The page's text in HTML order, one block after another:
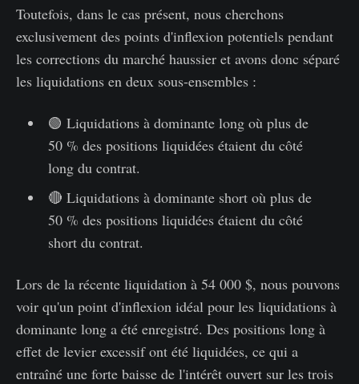
Toutefois, dans le cas présent, nous cherchons
exclusivement des points d'inflexion potentiels pendant
les corrections du marché haussier et avons donc séparé
les liquidations en deux sous-ensembles :
🟢 Liquidations à dominante long où plus de
50 % des positions liquidées étaient du côté
long du contrat.
🔴 Liquidations à dominante short où plus de
50 % des positions liquidées étaient du côté
short du contrat.
Lors de la récente liquidation à 54 000 $, nous pouvons
voir qu'un point d'inflexion idéal pour les liquidations à
dominante long a été enregistré. Des positions long à
effet de levier excessif ont été liquidées, ce qui a
entraîné une forte baisse de l'intérêt ouvert sur les trois